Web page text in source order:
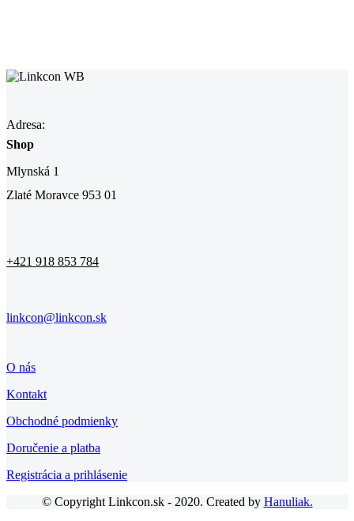
Adresa:
Shop
Mlynská 1
Zlaté Moravce 953 01
+421 918 853 784
linkcon@linkcon.sk
O nás
Kontakt
Obchodné podmienky
Doručenie a platba
Registrácia a prihlásenie
© Copyright Linkcon.sk - 2020. Created by Hanuliak.